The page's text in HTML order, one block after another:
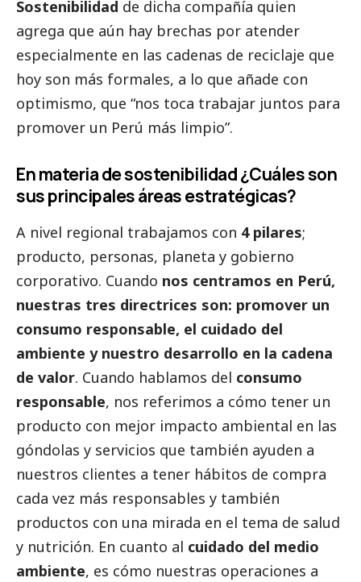
Sostenibilidad de dicha compañía quien
agrega que aún hay brechas por atender
especialmente en las cadenas de reciclaje que
hoy son más formales, a lo que añade con
optimismo, que “nos toca trabajar juntos para
promover un Perú más limpio”.
En materia de sostenibilidad ¿Cuáles son
sus principales áreas estratégicas?
A nivel regional trabajamos con 4 pilares;
producto, personas, planeta y gobierno
corporativo. Cuando nos centramos en Perú,
nuestras tres directrices son: promover un
consumo responsable, el cuidado del
ambiente y nuestro desarrollo en la cadena
de valor. Cuando hablamos del consumo
responsable, nos referimos a cómo tener un
producto con mejor impacto ambiental en las
góndolas y servicios que también ayuden a
nuestros clientes a tener hábitos de compra
cada vez más responsables y también
productos con una mirada en el tema de salud
y nutrición. En cuanto al cuidado del medio
ambiente, es cómo nuestras operaciones a